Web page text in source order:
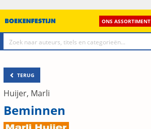
ONS ASSORTIMENT
TERUG
Huijer, Marli
Beminnen